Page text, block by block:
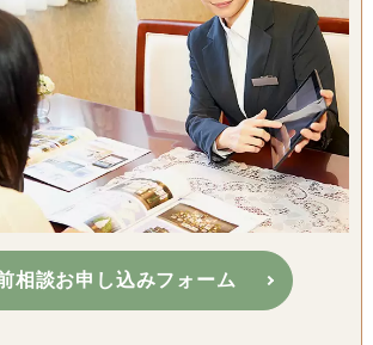
相談お申し込みフォーム